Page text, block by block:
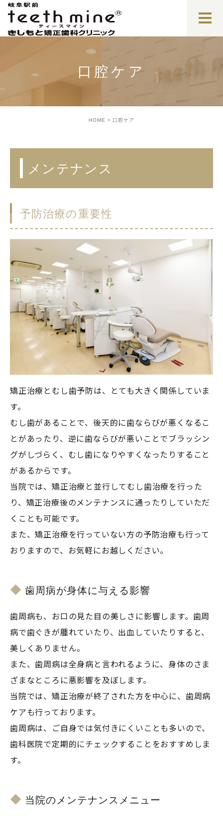
口腔ケア
HOME 口腔ケア
メンテナンス
予防治療の重要性
矯正治療とむし歯予防は、とても大きく関係していま
す。
むし歯があることで、後天的に歯ならびが悪くなるこ
とがあったり、逆に歯ならびが悪いことでブラッシン
グがしづらく、むし歯になりやすくなったりすること
があるからです。
当院では、矯正治療と並行してむし歯治療を行った
り、矯正治療後のメンテナンスに通ったりしていただ
くことも可能です。
また、矯正治療を行っていない方の予防治療も行って
おりますので、お気軽にお越しください。
歯周病が身体に与える影響
歯周病も、お口の見た目の美しさに影響します。歯周
病で歯ぐきが腫れていたり、出血していたりすると、
美しくありません。
また、歯周病は全身病と言われるように、身体のさま
ざまなところに悪影響を及ぼします。
当院では、矯正治療が終了された方を中心に、歯周病
ケアも行っております。
歯周病は、ご自身では気付きにくいことも多いので、
歯科医院で定期的にチェックすることをおすすめしま
す。
当院のメンテナンスメニュー